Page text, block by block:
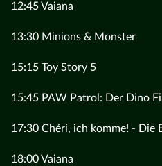
12:45 Vaiana
13:30 Minions & Monster
15:15 Toy Story 5
15:45 PAW Patrol: Der Dino
17:30 Chéri, ich komme! - Die
18:00 Vaiana